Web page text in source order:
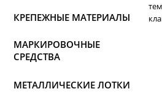
КРЕПЕЖНЫЕ МАТЕРИАЛЫ
МАРКИРОВОЧНЫЕ
СРЕДСТВА
МЕТАЛЛИЧЕСКИЕ ЛОТКИ